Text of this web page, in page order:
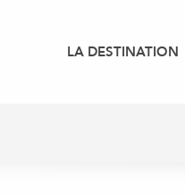
LA DESTINATION